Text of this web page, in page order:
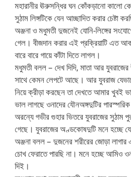
মহারানীর ঊরুসন্ধির ঘন কোঁকড়ানো কালো
সুঠাম লিঙ্গটিকে যেন আচ্ছাদিত করার চেষ্টা
অঞ্জনা ও মধুমতী দুজনেই যোনি-লিঙ্গের
গেল। বীজদান করার এই প্রক্রিয়াটি এত
বারে বারে গায়ে কাঁটা দিতে লাগল।
মধুমতী বলল – দেখ দিদি, মাতা আর
সাথে কেমন লেপটে আছে। আর যুবরাজ
নিয়ে ক্রীড়া করছেন তা দেখতে আমার খুবই
ভাল লাগছে ওনাদের যৌনঅঙ্গদুটির
অরন্যে গভীর গুহার ভিতরে যুবরাজের সুঠাম
গেছে। যুবরাজের অণ্ডকোষদুটি মনে হচ্ছে
অঞ্জনা বলল – দুজনের শরীরের জোড়া
চোখ ফেরাতে পারছি না। মনে হচ্ছে আমিও
দিই।